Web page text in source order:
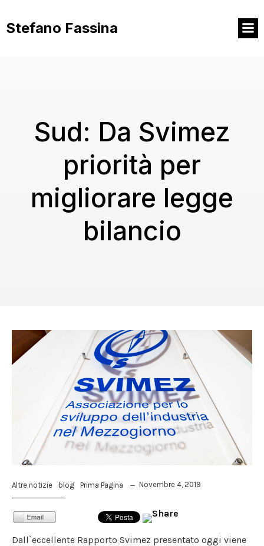
contenuto
Stefano Fassina
Sud: Da Svimez
priorità per
migliorare legge
bilancio
Altre notizie blog Prima Pagina Novembre 4, 2019
Dall`eccellente Rapporto Svimez presentato oggi viene